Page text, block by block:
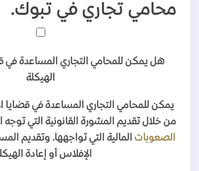
محامي تجاري في تبوك.
هل يمكن للمحامي التجاري المساعدة في
الهيكلة
يمكن للمحامي التجاري المساعدة في قضايا
من خلال تقديم المشورة القانونية التي
الصعوبات المالية التي تواجهها. وتقديم
الإفلاس أو إعادة